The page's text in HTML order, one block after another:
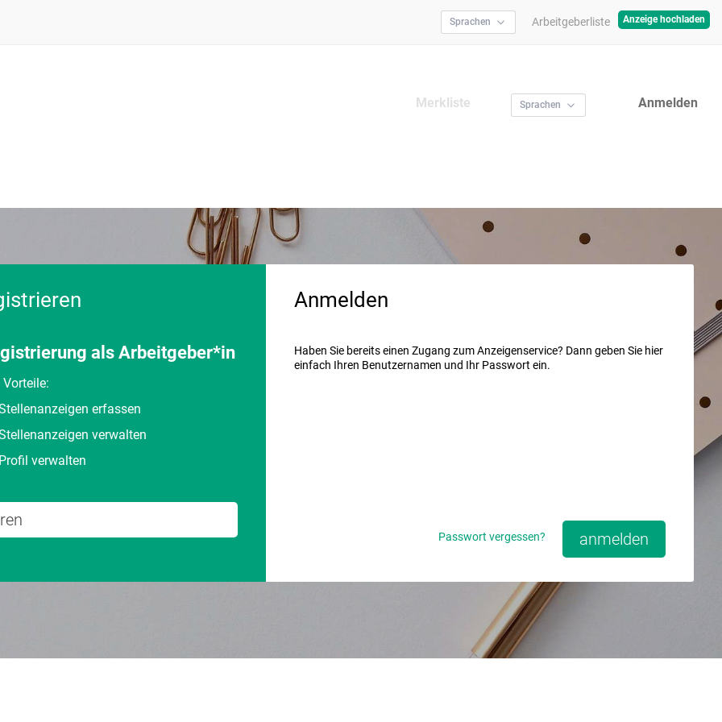
Anzeige hochladen
Sprachen Arbeitgeberliste
Anmelden
Merkliste Sprachen
als Arbeitgeber*in
Vorteile:
erfassen
verwalten
Profil verwalten
Anmelden
Haben Sie bereits einen Zugang zum Anzeigenservice? Dann geben Sie hier
einfach Ihren Benutzernamen und Ihr Passwort ein.
anmelden
Passwort vergessen?